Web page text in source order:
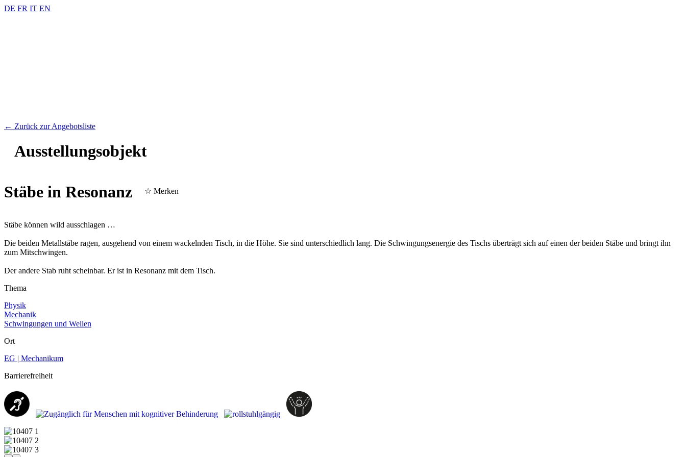
DE FR IT EN
← Zurück zur Angebotsliste
Ausstellungs­objekt
Stäbe in Resonanz ☆ Merken
Stäbe können wild ausschlagen …
Die beiden Metallstäbe ragen, ausgehend von einem wackelnden Tisch, in die Höhe. Sie sind unterschiedlich lang. Die Schwingungsenergie des Tischs überträgt sich auf einen der beiden Stäbe und bringt ihn
zum Mitschwingen.
Der andere Stab ruht scheinbar. Er ist in Resonanz mit dem Tisch.
Thema
Physik
Mechanik
Schwingungen und Wellen
Ort
EG | Mechanikum
Barrierefreiheit